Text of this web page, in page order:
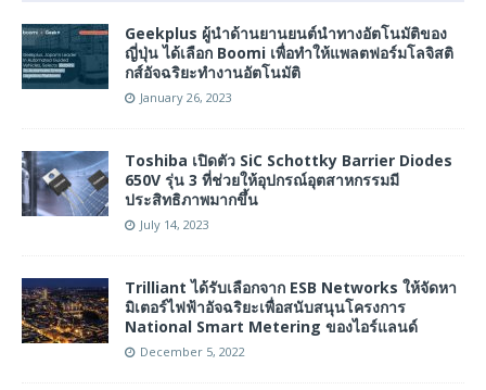
Geekplus ผู้นำด้านยานยนต์นำทางอัตโนมัติของ
ญี่ปุ่น ได้เลือก Boomi เพื่อทำให้แพลตฟอร์มโลจิสติ
กส์อัจฉริยะทำงานอัตโนมัติ
January 26, 2023
Toshiba เปิดตัว SiC Schottky Barrier Diodes
650V รุ่น 3 ที่ช่วยให้อุปกรณ์อุตสาหกรรมมี
ประสิทธิภาพมากขึ้น
July 14, 2023
Trilliant ได้รับเลือกจาก ESB Networks ให้จัดหา
มิเตอร์ไฟฟ้าอัจฉริยะเพื่อสนับสนุนโครงการ
National Smart Metering ของไอร์แลนด์
December 5, 2022